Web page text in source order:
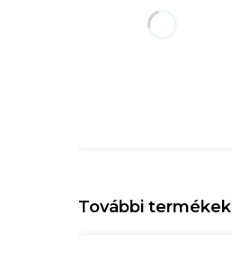
További termékek